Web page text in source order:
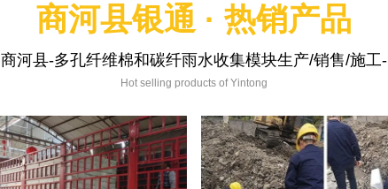
商河县银通 · 热销产品
商河县-多孔纤维棉和碳纤雨水收集模块生产/销售/施工-
Hot selling products of Yintong